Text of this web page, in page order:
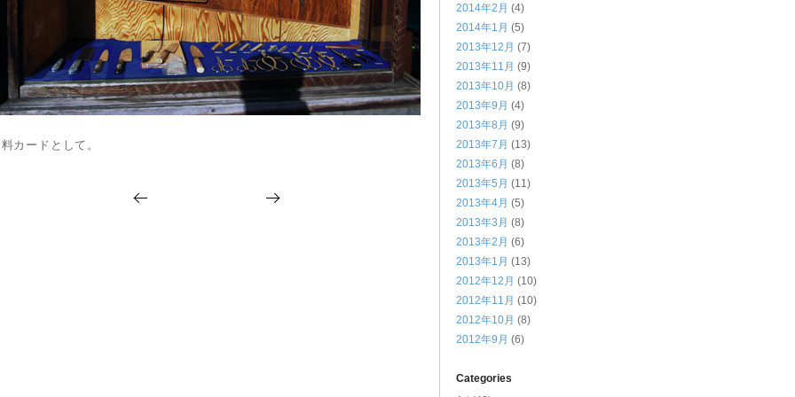
カードとして。
2014年2月 (4)
2014年1月 (5)
2013年12月 (7)
2013年11月 (9)
2013年10月 (8)
2013年9月 (4)
2013年8月 (9)
2013年7月 (13)
2013年6月 (8)
2013年5月 (11)
2013年4月 (5)
2013年3月 (8)
2013年2月 (6)
2013年1月 (13)
2012年12月 (10)
2012年11月 (10)
2012年10月 (8)
2012年9月 (6)
Categories